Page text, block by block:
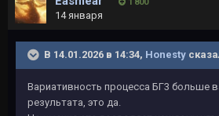
14 января
В 14.01.2026 в 14:34, Honesty
Вариативность процесса БГ3 больше
результата, это да.